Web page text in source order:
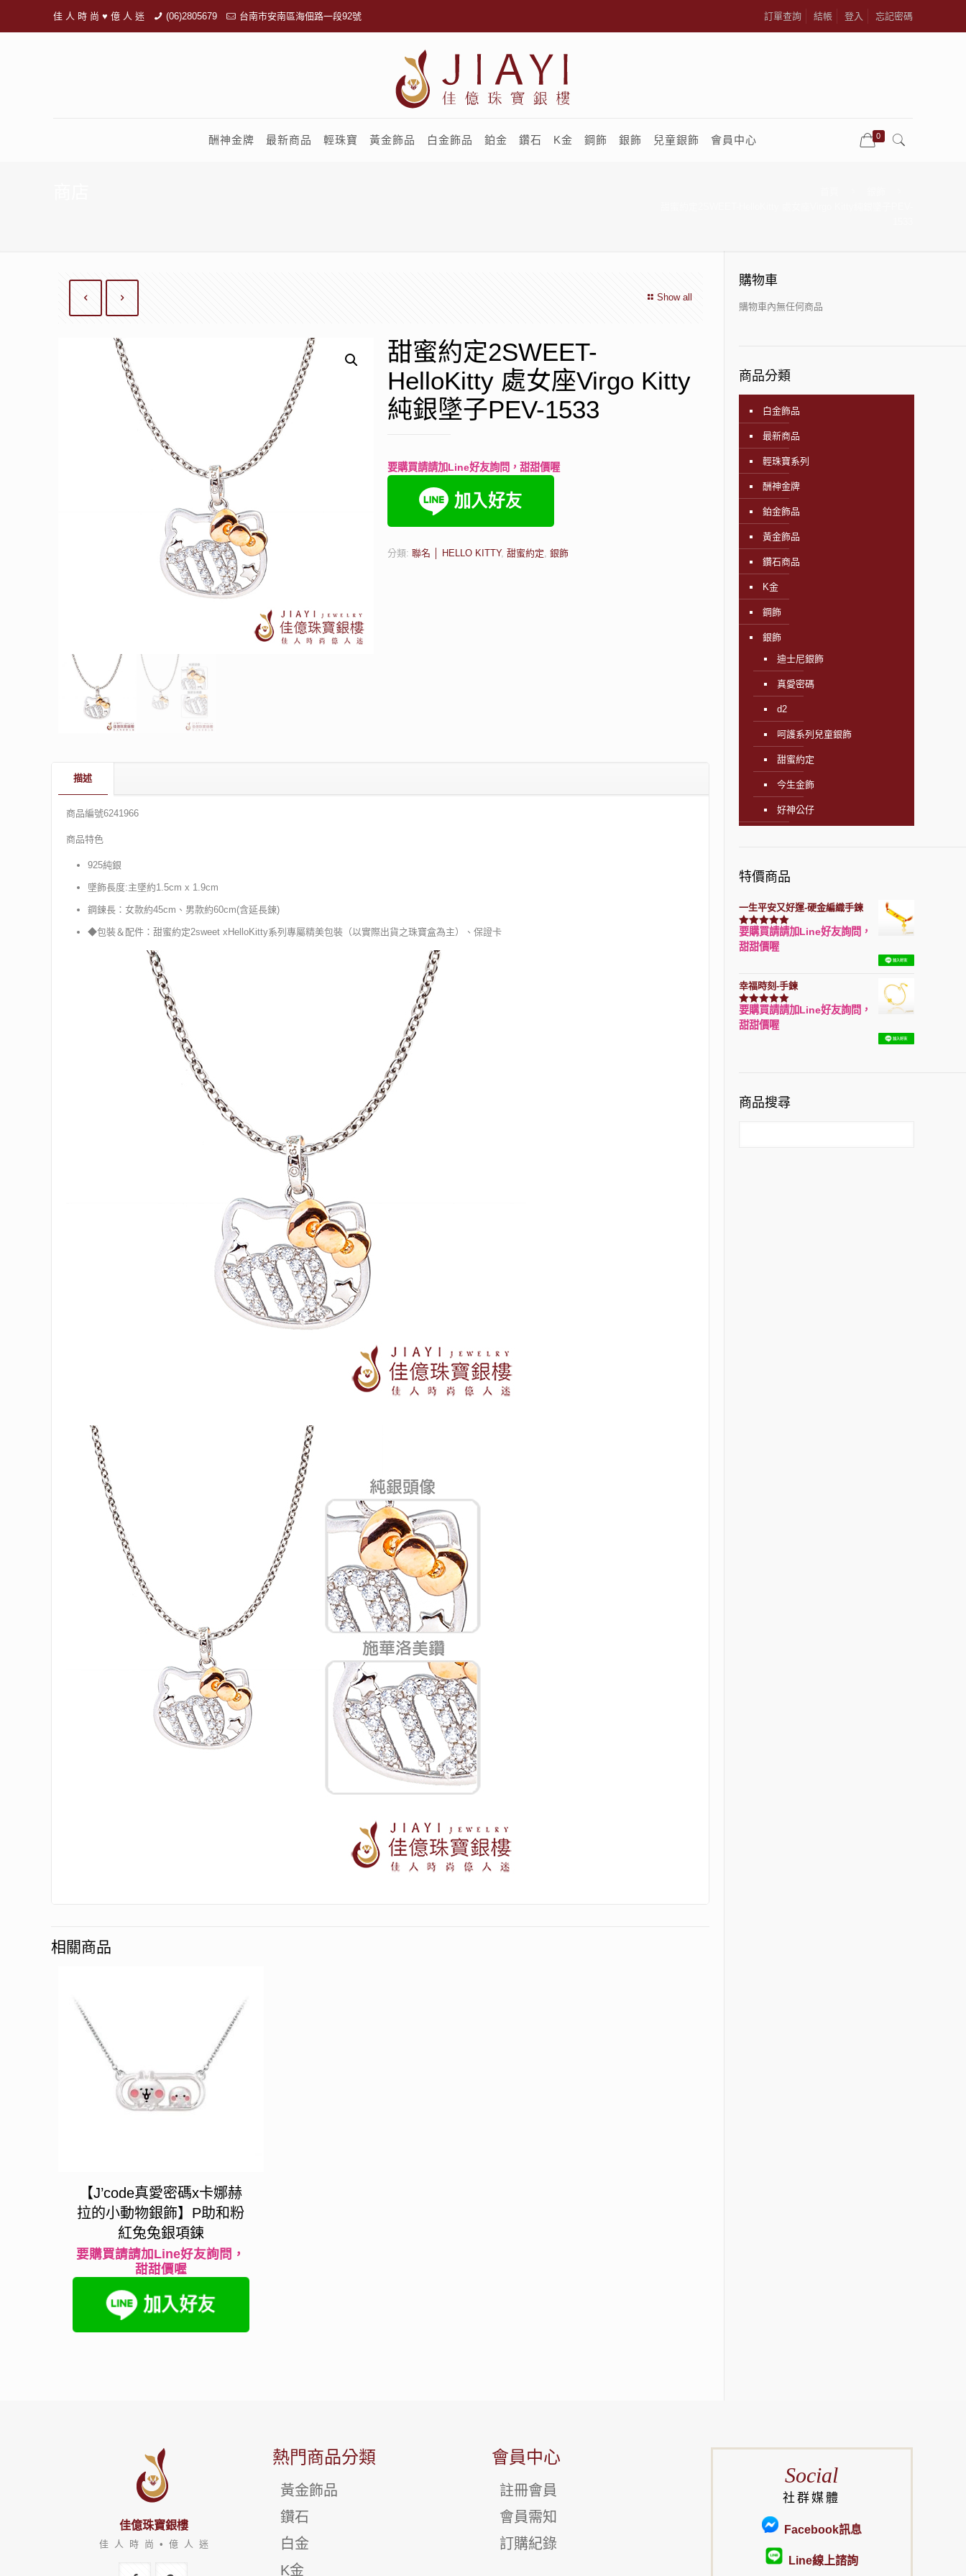
佳 人 時 尚 ♥ 億 人 迷 (06)2805679 台南市安南區海佃路一段92號 訂單查詢 結帳 登入 忘記密碼
酬神金牌 最新商品 輕珠寶 黃金飾品 白金飾品 鉑金 鑽石 K金 鋼飾 銀飾 兒童銀飾 會員中心 0
Show all
甜蜜約定2SWEET-
HelloKitty 處女座Virgo Kitty
純銀墜子PEV-1533
要購買請請加Line好友詢問，甜甜價喔
分類: 聯名 │ HELLO KITTY, 甜蜜約定, 銀飾
描述
商品編號6241966
商品特色
925純銀
墜飾長度:主墜約1.5cm x 1.9cm
鋼鍊長：女款約45cm、男款約60cm(含延長鍊)
◆包裝＆配件：甜蜜約定2sweet xHelloKitty系列專屬精美包裝（以實際出貨之珠寶盒為主）、保證卡
相關商品
【J’code真愛密碼x卡娜赫
拉的小動物銀飾】P助和粉
紅兔兔銀項鍊
要購買請請加Line好友詢問，
甜甜價喔
購物車
購物車內無任何商品
商品分類
白金飾品
最新商品
輕珠寶系列
酬神金牌
鉑金飾品
黃金飾品
鑽石商品
K金
鋼飾
銀飾
迪士尼銀飾
真愛密碼
d2
呵護系列兒童銀飾
甜蜜約定
今生金飾
好神公仔
特價商品
一生平安又好運-硬金編織手鍊
評分7740滿分 5
要購買請請加Line好友詢問，
甜甜價喔
幸福時刻-手鍊
評分3150滿分 5
要購買請請加Line好友詢問，
甜甜價喔
商品搜尋
佳億珠寶銀樓
佳 人 時 尚 • 億 人 迷
熱門商品分類
黃金飾品
鑽石
白金
K金
會員中心
註冊會員
會員需知
訂購紀錄
Social
社群媒體
Facebook訊息
Line線上諮詢